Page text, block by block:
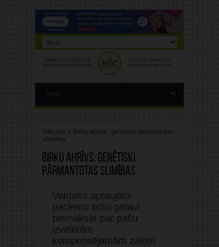
Sākums » Birku ahrīvs: ģenētiski pārmantotas
slimības
Birku ahrīvs: ģenētiski
pārmantotas slimības
Vairums aptaujāto
pacientu būtu gatavi
piemaksāt par pašu
izvēlētām
kompensējamām zālēm